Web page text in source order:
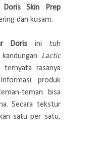
Doris Skin Prep
dan kusam.
Doris ini tuh
Lactic
rasanya
produk
teman bisa
Secara tekstur
satu per satu,